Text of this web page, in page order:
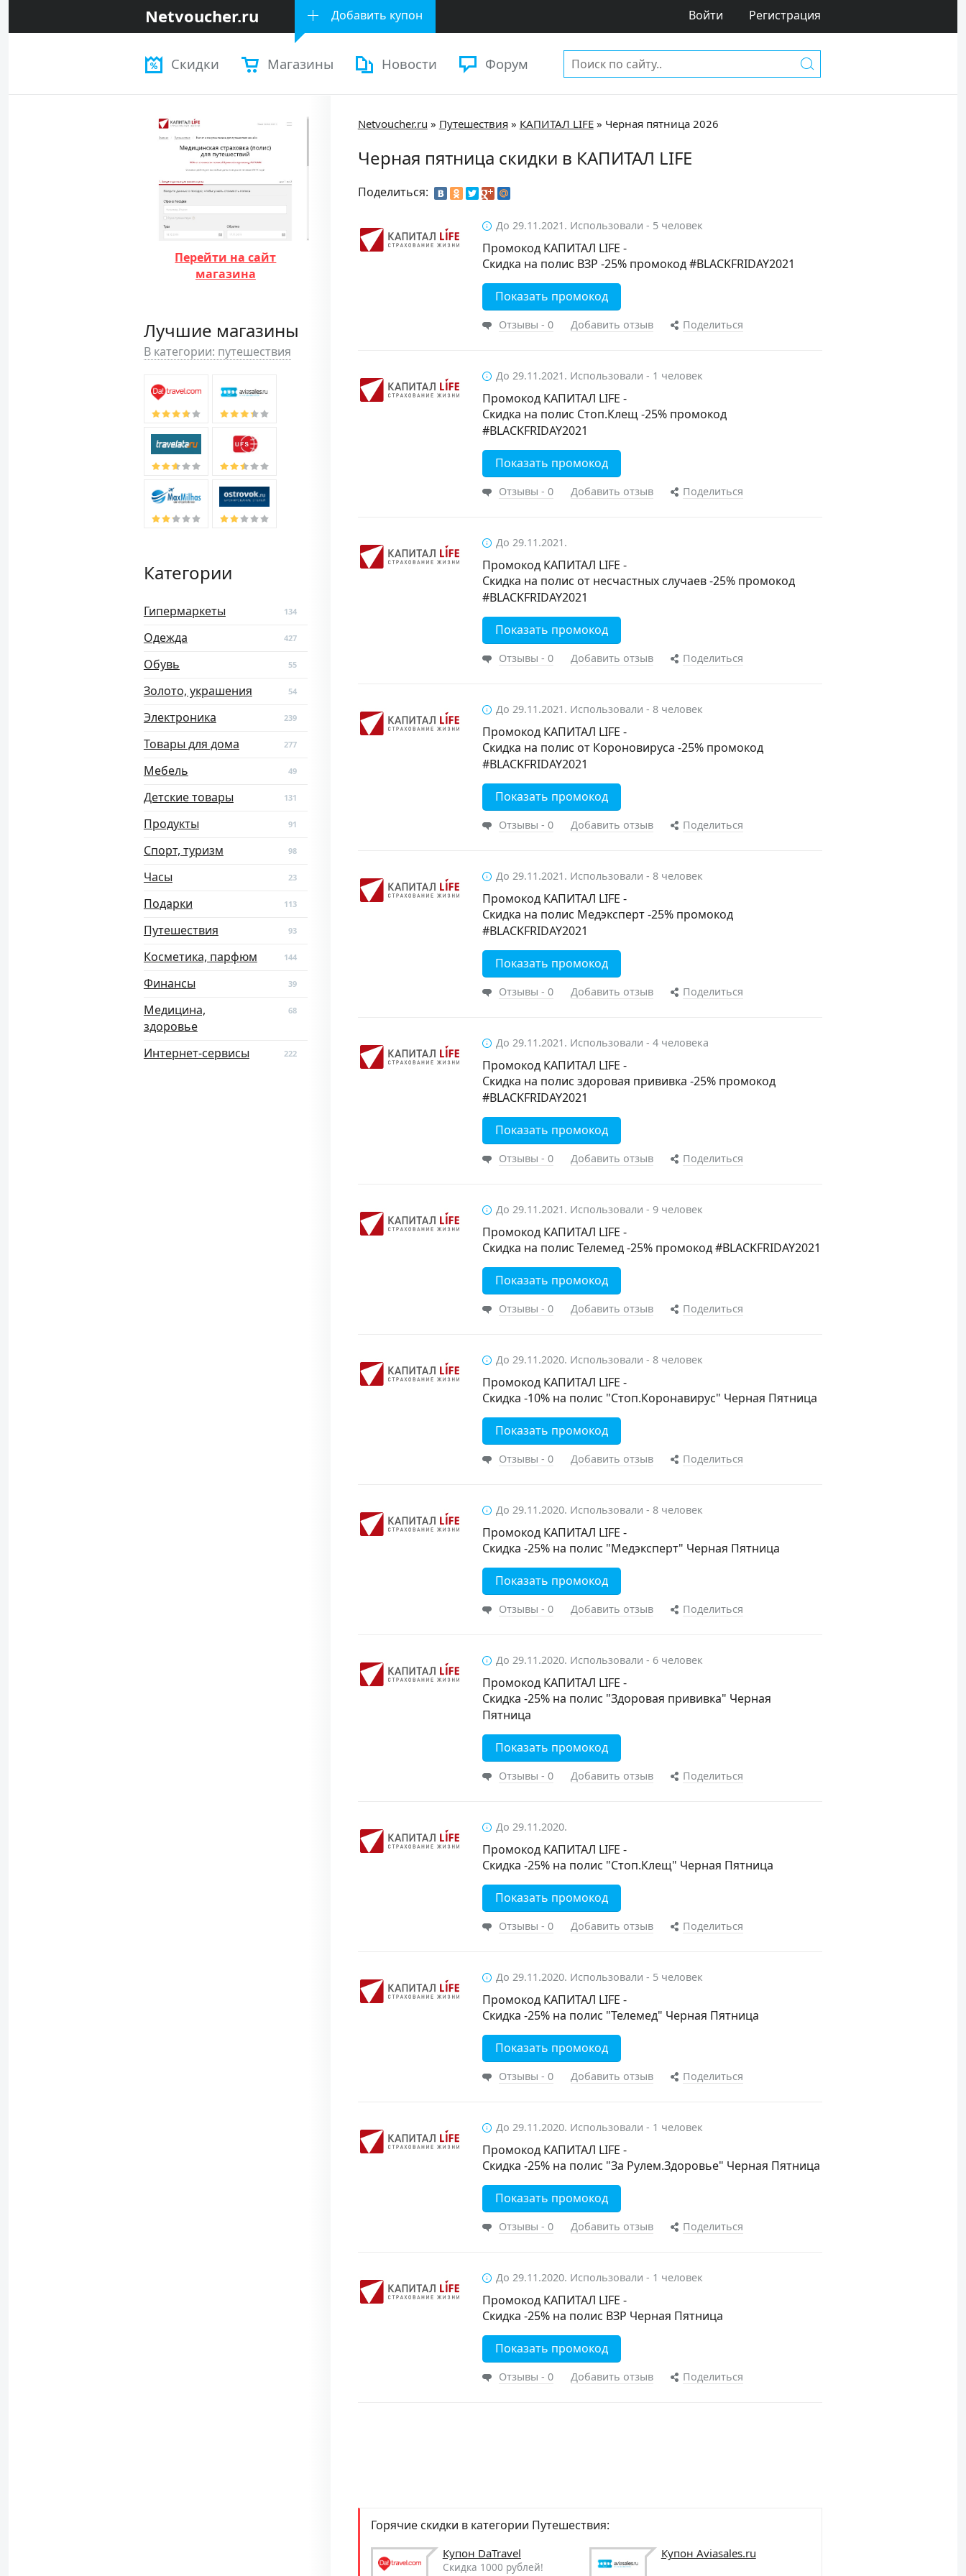
Netvoucher.ru Добавить купон Войти Регистрация
Скидки Магазины Новости Форум
Netvoucher.ru » Путешествия» КАПИТАЛ LIFE» Черная пятница 2026
Черная пятница скидки в КАПИТАЛ LIFE
Поделиться:
До 29.11.2021. Использовали - 5 человек
Промокод КАПИТАЛ LIFE -
Скидка на полис ВЗР -25% промокод #BLACKFRIDAY2021
Показать промокод
Отзывы - 0 Добавить отзыв Поделиться
До 29.11.2021. Использовали - 1 человек
Промокод КАПИТАЛ LIFE -
Скидка на полис Стоп.Клещ -25% промокод
#BLACKFRIDAY2021
Показать промокод
Отзывы - 0 Добавить отзыв Поделиться
До 29.11.2021.
Промокод КАПИТАЛ LIFE -
Скидка на полис от несчастных случаев -25% промокод
#BLACKFRIDAY2021
Показать промокод
Отзывы - 0 Добавить отзыв Поделиться
До 29.11.2021. Использовали - 8 человек
Промокод КАПИТАЛ LIFE -
Скидка на полис от Короновируса -25% промокод
#BLACKFRIDAY2021
Показать промокод
Отзывы - 0 Добавить отзыв Поделиться
До 29.11.2021. Использовали - 8 человек
Промокод КАПИТАЛ LIFE -
Скидка на полис Медэксперт -25% промокод
#BLACKFRIDAY2021
Показать промокод
Отзывы - 0 Добавить отзыв Поделиться
До 29.11.2021. Использовали - 4 человека
Промокод КАПИТАЛ LIFE -
Скидка на полис здоровая прививка -25% промокод
#BLACKFRIDAY2021
Показать промокод
Отзывы - 0 Добавить отзыв Поделиться
До 29.11.2021. Использовали - 9 человек
Промокод КАПИТАЛ LIFE -
Скидка на полис Телемед -25% промокод #BLACKFRIDAY2021
Показать промокод
Отзывы - 0 Добавить отзыв Поделиться
До 29.11.2020. Использовали - 8 человек
Промокод КАПИТАЛ LIFE -
Скидка -10% на полис "Стоп.Коронавирус" Черная Пятница
Показать промокод
Отзывы - 0 Добавить отзыв Поделиться
До 29.11.2020. Использовали - 8 человек
Промокод КАПИТАЛ LIFE -
Скидка -25% на полис "Медэксперт" Черная Пятница
Показать промокод
Отзывы - 0 Добавить отзыв Поделиться
До 29.11.2020. Использовали - 6 человек
Промокод КАПИТАЛ LIFE -
Скидка -25% на полис "Здоровая прививка" Черная
Пятница
Показать промокод
Отзывы - 0 Добавить отзыв Поделиться
До 29.11.2020.
Промокод КАПИТАЛ LIFE -
Скидка -25% на полис "Стоп.Клещ" Черная Пятница
Показать промокод
Отзывы - 0 Добавить отзыв Поделиться
До 29.11.2020. Использовали - 5 человек
Промокод КАПИТАЛ LIFE -
Скидка -25% на полис "Телемед" Черная Пятница
Показать промокод
Отзывы - 0 Добавить отзыв Поделиться
До 29.11.2020. Использовали - 1 человек
Промокод КАПИТАЛ LIFE -
Скидка -25% на полис "За Рулем.Здоровье" Черная Пятница
Показать промокод
Отзывы - 0 Добавить отзыв Поделиться
До 29.11.2020. Использовали - 1 человек
Промокод КАПИТАЛ LIFE -
Скидка -25% на полис ВЗР Черная Пятница
Показать промокод
Отзывы - 0 Добавить отзыв Поделиться
Горячие скидки в категории Путешествия:
Купон DaTravel
Скидка 1000 рублей!
Купон Aviasales.ru
Перейти на сайт
магазина
Лучшие магазины
В категории: путешествия
Категории
Гипермаркеты 134
Одежда 427
Обувь 55
Золото, украшения 54
Электроника 239
Товары для дома 277
Мебель 49
Детские товары 131
Продукты 91
Спорт, туризм 98
Часы 23
Подарки 113
Путешествия 93
Косметика, парфюм 144
Финансы 39
Медицина,
здоровье
68
Интернет-сервисы 222